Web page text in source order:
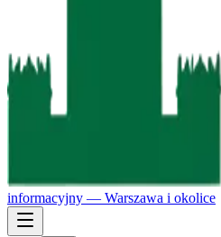
informacyjny — Warszawa i okolice